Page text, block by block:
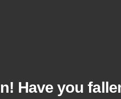
Have you